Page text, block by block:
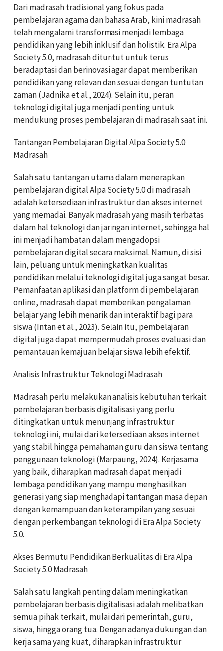
Dari madrasah tradisional yang fokus pada
pembelajaran agama dan bahasa Arab, kini madrasah
telah mengalami transformasi menjadi lembaga
pendidikan yang lebih inklusif dan holistik. Era Alpa
Society 5.0, madrasah dituntut untuk terus
beradaptasi dan berinovasi agar dapat memberikan
pendidikan yang relevan dan sesuai dengan tuntutan
zaman (Jadnika et al., 2024). Selain itu, peran
teknologi digital juga menjadi penting untuk
mendukung proses pembelajaran di madrasah saat ini.
Tantangan Pembelajaran Digital Alpa Society 5.0
Madrasah
Salah satu tantangan utama dalam menerapkan
pembelajaran digital Alpa Society 5.0 di madrasah
adalah ketersediaan infrastruktur dan akses internet
yang memadai. Banyak madrasah yang masih terbatas
dalam hal teknologi dan jaringan internet, sehingga hal
ini menjadi hambatan dalam mengadopsi
pembelajaran digital secara maksimal. Namun, di sisi
lain, peluang untuk meningkatkan kualitas
pendidikan melalui teknologi digital juga sangat besar.
Pemanfaatan aplikasi dan platform di pembelajaran
online, madrasah dapat memberikan pengalaman
belajar yang lebih menarik dan interaktif bagi para
siswa (Intan et al., 2023). Selain itu, pembelajaran
digital juga dapat mempermudah proses evaluasi dan
pemantauan kemajuan belajar siswa lebih efektif.
Analisis Infrastruktur Teknologi Madrasah
Madrasah perlu melakukan analisis kebutuhan terkait
pembelajaran berbasis digitalisasi yang perlu
ditingkatkan untuk menunjang infrastruktur
teknologi ini, mulai dari ketersediaan akses internet
yang stabil hingga pemahaman guru dan siswa tentang
penggunaan teknologi (Marpaung, 2024). Kerjasama
yang baik, diharapkan madrasah dapat menjadi
lembaga pendidikan yang mampu menghasilkan
generasi yang siap menghadapi tantangan masa depan
dengan kemampuan dan keterampilan yang sesuai
dengan perkembangan teknologi di Era Alpa Society
5.0.
Akses Bermutu Pendidikan Berkualitas di Era Alpa
Society 5.0 Madrasah
Salah satu langkah penting dalam meningkatkan
pembelajaran berbasis digitalisasi adalah melibatkan
semua pihak terkait, mulai dari pemerintah, guru,
siswa, hingga orang tua. Dengan adanya dukungan dan
kerja sama yang kuat, diharapkan infrastruktur